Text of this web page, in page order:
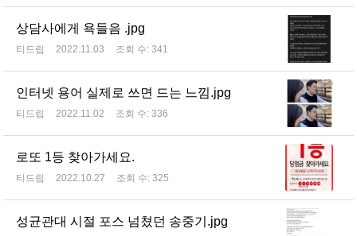
상담사에게 욕들음 .jpg
티드립 2022.11.03 조회 수: 341
인터넷 용어 실제로 쓰면 드는 느낌.jpg
티드립 2022.11.02 조회 수: 336
로또 1등 찾아가세요.
티드립 2022.10.27 조회 수: 325
성균관대 시절 포스 넘쳤던 송중기.jpg